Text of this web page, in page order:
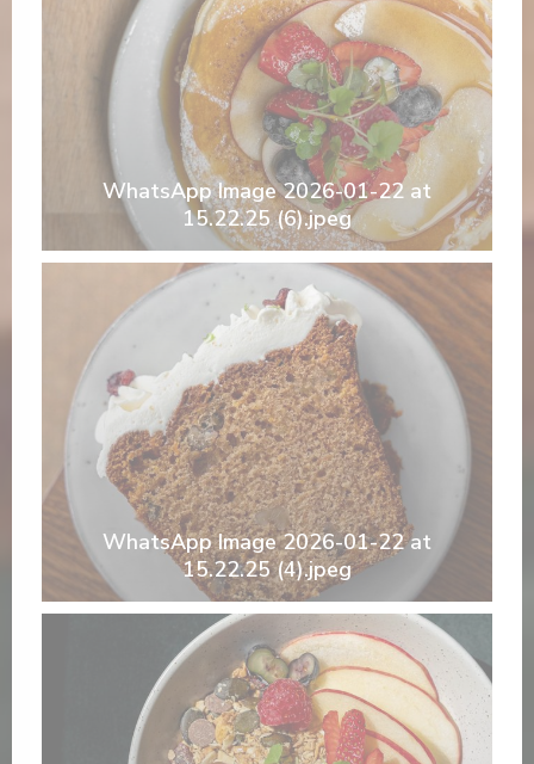
WhatsApp Image 2026-01-22 at
15.22.25 (6).jpeg
WhatsApp Image 2026-01-22 at
15.22.25 (4).jpeg